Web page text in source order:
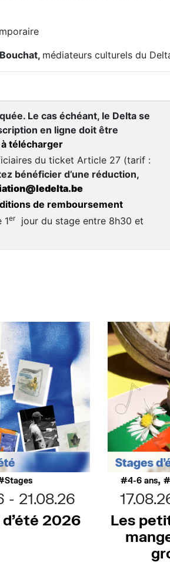
médiateurs culturels du
Le cas échéant, le Delta se
en ligne doit être
télécharger
du ticket Article 27 (tarif :
bénéficier d’une réduction,
de remboursement
1erjour du stage entre 8h30 et
Stages
21.08.26
2026
4-6 ans,
Les